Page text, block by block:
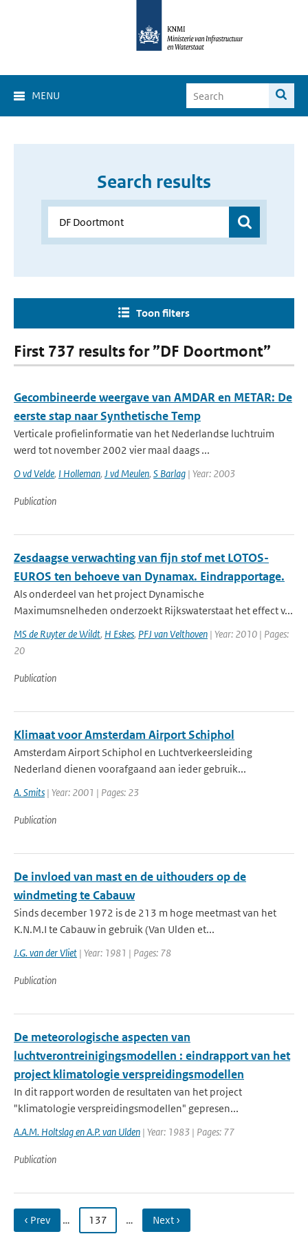
MENU
Search results
Toon filters
First 737 results for ”DF Doortmont”
Gecombineerde weergave van AMDAR en METAR: De
eerste stap naar Synthetische Temp
Verticale profielinformatie van het Nederlandse luchtruim
werd tot november 2002 vier maal daags ...
O vd Velde, I Holleman, J vd Meulen, S Barlag | Year: 2003
Publication
Zesdaagse verwachting van fijn stof met LOTOS-
EUROS ten behoeve van Dynamax. Eindrapportage.
Als onderdeel van het project Dynamische
Maximumsnelheden onderzoekt Rijkswaterstaat het effect v...
MS de Ruyter de Wildt, H Eskes, PFJ van Velthoven | Year: 2010 | Pages:
20
Publication
Klimaat voor Amsterdam Airport Schiphol
Amsterdam Airport Schiphol en Luchtverkeersleiding
Nederland dienen voorafgaand aan ieder gebruik...
A. Smits | Year: 2001 | Pages: 23
Publication
De invloed van mast en de uithouders op de
windmeting te Cabauw
Sinds december 1972 is de 213 m hoge meetmast van het
K.N.M.I te Cabauw in gebruik (Van Ulden et...
J.G. van der Vliet | Year: 1981 | Pages: 78
Publication
De meteorologische aspecten van
luchtverontreinigingsmodellen : eindrapport van het
project klimatologie verspreidingsmodellen
In dit rapport worden de resultaten van het project
"klimatologie verspreidingsmodellen" gepresen...
A.A.M. Holtslag en A.P. van Ulden | Year: 1983 | Pages: 77
Publication
‹ Prev … 137 … Next ›